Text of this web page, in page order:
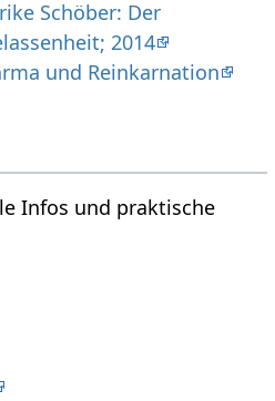
Schöber: Der
2014
und Reinkarnation
Infos und praktische